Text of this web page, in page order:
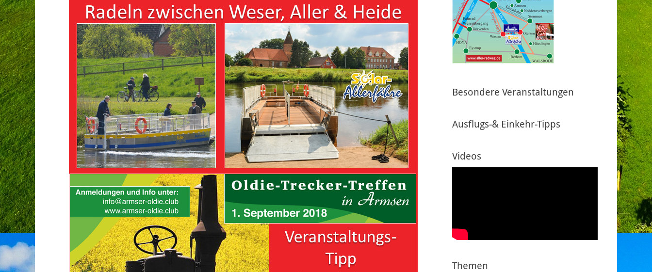
Besondere Veranstaltungen
Ausflugs-& Einkehr-Tipps
Videos
Themen